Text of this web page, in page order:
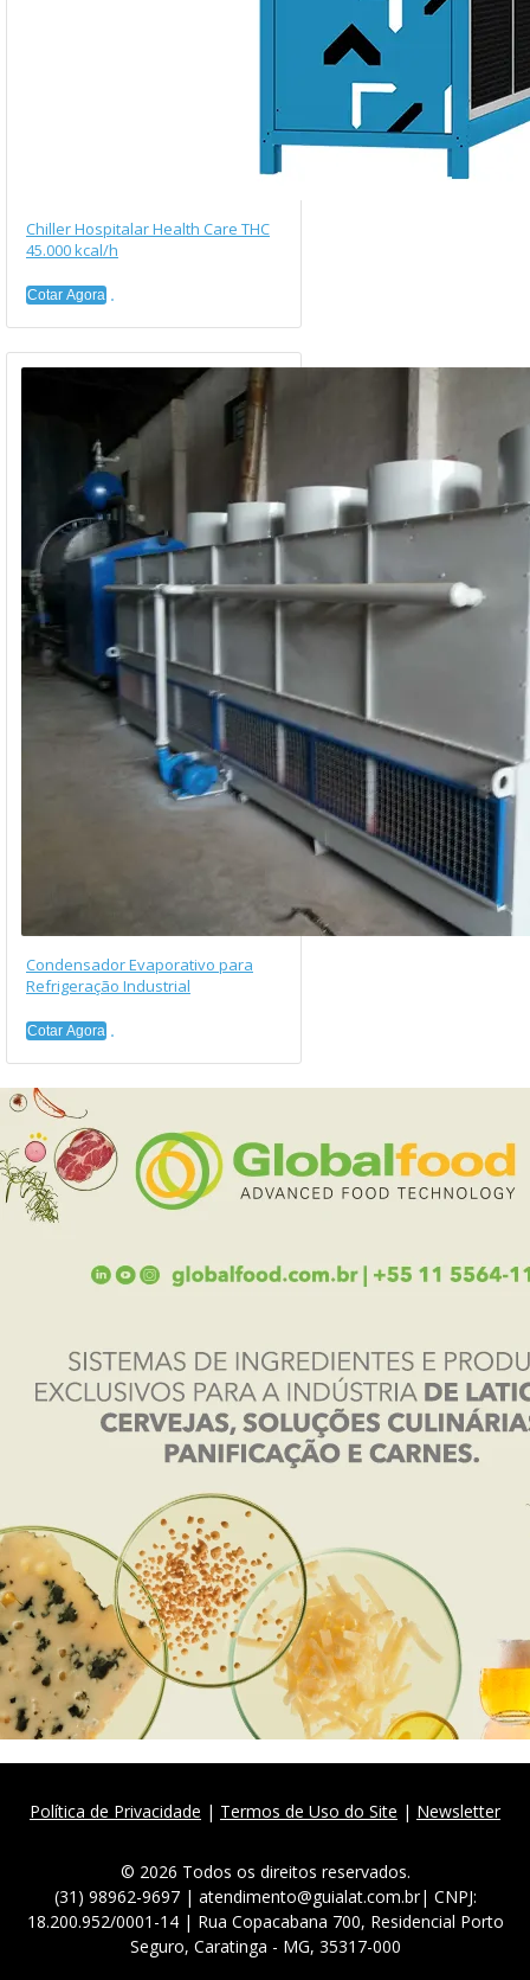
Chiller Hospitalar Health Care THC
45.000 kcal/h
Cotar Agora
Condensador Evaporativo para
Refrigeração Industrial
Cotar Agora
Política de Privacidade | Termos de Uso do Site | Newsletter
© 2026 Todos os direitos reservados.
(31) 98962-9697 | atendimento@guialat.com.br| CNPJ:
18.200.952/0001-14 | Rua Copacabana 700, Residencial Porto
Seguro, Caratinga - MG, 35317-000